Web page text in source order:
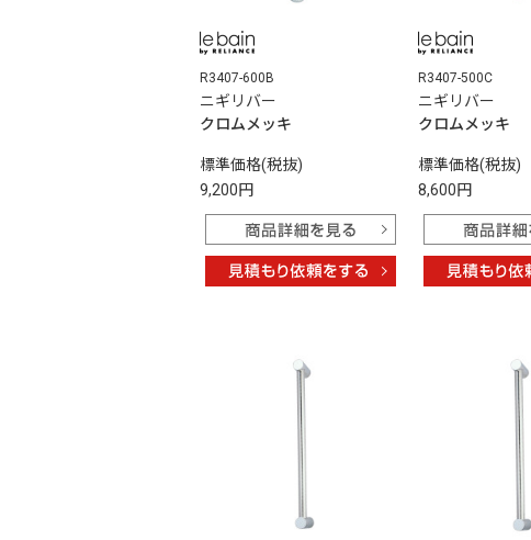
R3407-600B
ニギリバー
クロムメッキ
標準価格(税抜)
9,200円
R3407-500C
ニギリバー
クロムメッキ
標準価格(税抜)
8,600円